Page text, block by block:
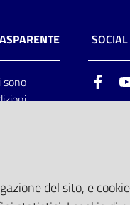
SOCIAL
del sito, e